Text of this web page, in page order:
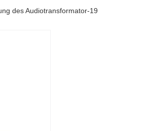
des Audiotransformator-19